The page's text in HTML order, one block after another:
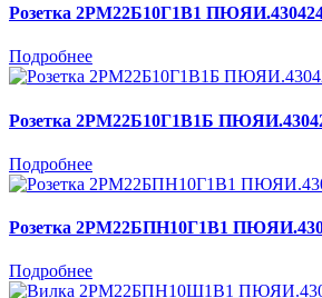
Розетка 2РМ22Б10Г1В1
Подробнее
Розетка 2РМ22Б10Г1В1Б
Подробнее
Розетка 2РМ22БПН10Г1В1
Подробнее